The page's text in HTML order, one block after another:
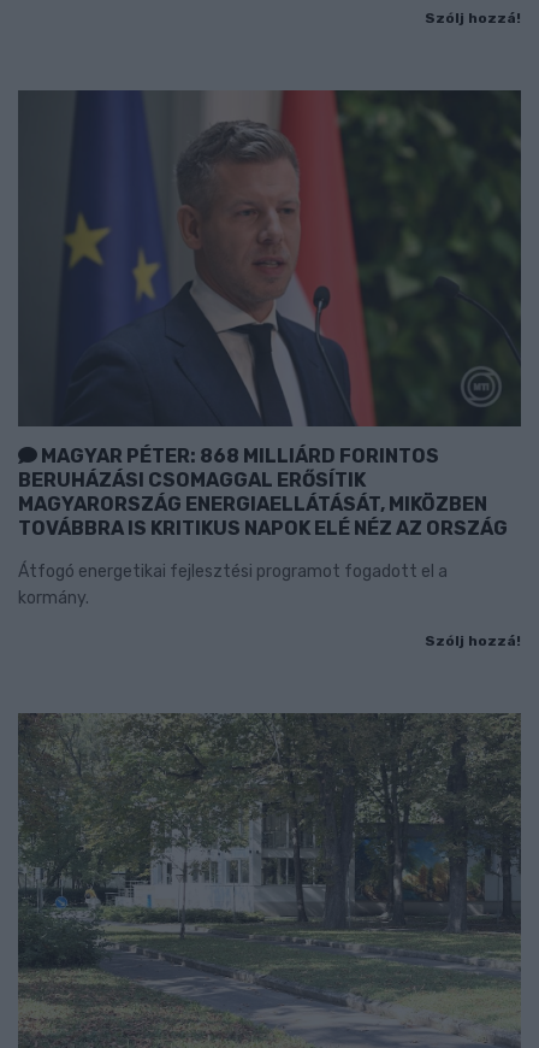
Szólj hozzá!
MAGYAR PÉTER: 868 MILLIÁRD FORINTOS
BERUHÁZÁSI CSOMAGGAL ERŐSÍTIK
MAGYARORSZÁG ENERGIAELLÁTÁSÁT, MIKÖZBEN
TOVÁBBRA IS KRITIKUS NAPOK ELÉ NÉZ AZ ORSZÁG
Átfogó energetikai fejlesztési programot fogadott el a
kormány.
Szólj hozzá!